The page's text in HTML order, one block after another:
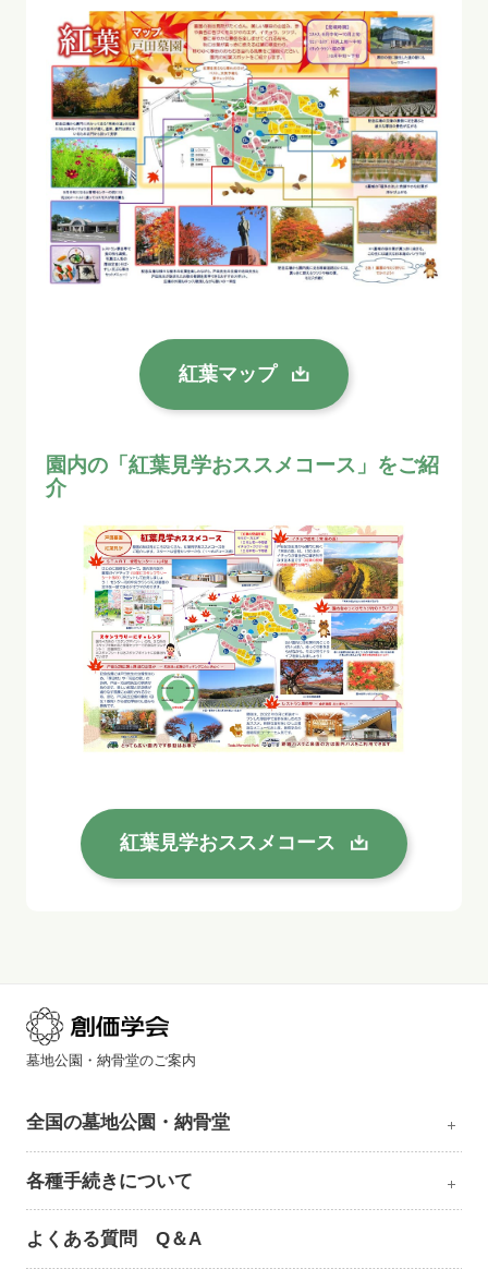
紅葉マップ
園内の「紅葉見学おススメコース」をご紹
介
紅葉見学おススメコース
墓地公園・納骨堂のご案内
全国の墓地公園・納骨堂
各種手続きについて
よくある質問 Q＆A